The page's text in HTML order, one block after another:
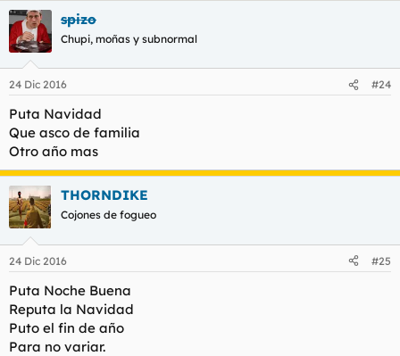
spizo
Chupi, moñas y subnormal
24 Dic 2016 #24
Puta Navidad
Que asco de familia
Otro año mas
THORNDIKE
Cojones de fogueo
24 Dic 2016 #25
Puta Noche Buena
Reputa la Navidad
Puto el fin de año
Para no variar.